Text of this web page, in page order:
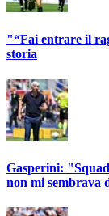
"“Fai entrare il
storia
Gasperini:
non mi sembrava